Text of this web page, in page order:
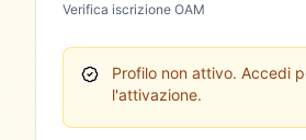
Verifica iscrizione OAM
Profilo non attivo. Accedi
l'attivazione.